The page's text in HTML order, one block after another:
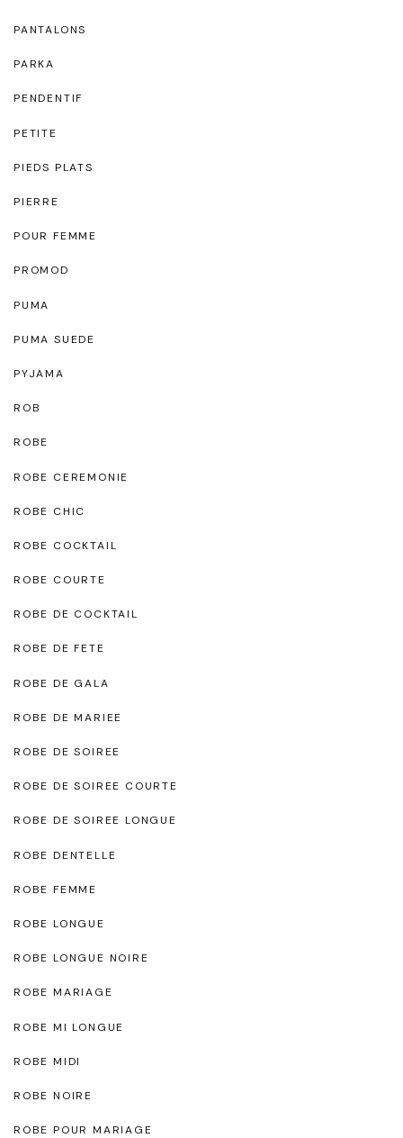
PANTALONS
PARKA
PENDENTIF
PETITE
PIEDS PLATS
PIERRE
POUR FEMME
PROMOD
PUMA
PUMA SUEDE
PYJAMA
ROB
ROBE
ROBE CEREMONIE
ROBE CHIC
ROBE COCKTAIL
ROBE COURTE
ROBE DE COCKTAIL
ROBE DE FETE
ROBE DE GALA
ROBE DE MARIEE
ROBE DE SOIREE
ROBE DE SOIREE COURTE
ROBE DE SOIREE LONGUE
ROBE DENTELLE
ROBE FEMME
ROBE LONGUE
ROBE LONGUE NOIRE
ROBE MARIAGE
ROBE MI LONGUE
ROBE MIDI
ROBE NOIRE
ROBE POUR MARIAGE